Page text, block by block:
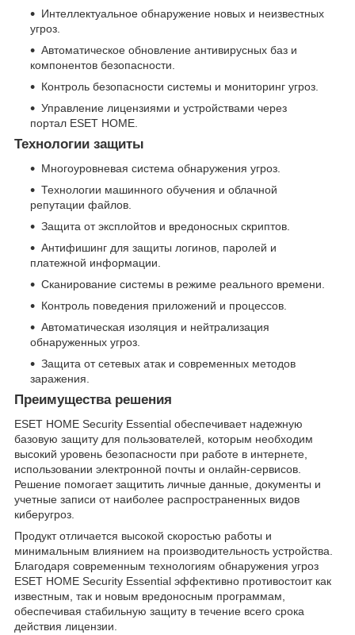
Интеллектуальное обнаружение новых и неизвестных
угроз.
Автоматическое обновление антивирусных баз и
компонентов безопасности.
Контроль безопасности системы и мониторинг угроз.
Управление лицензиями и устройствами через
портал ESET HOME.
Технологии защиты
Многоуровневая система обнаружения угроз.
Технологии машинного обучения и облачной
репутации файлов.
Защита от эксплойтов и вредоносных скриптов.
Антифишинг для защиты логинов, паролей и
платежной информации.
Сканирование системы в режиме реального времени.
Контроль поведения приложений и процессов.
Автоматическая изоляция и нейтрализация
обнаруженных угроз.
Защита от сетевых атак и современных методов
заражения.
Преимущества решения
ESET HOME Security Essential обеспечивает надежную
базовую защиту для пользователей, которым необходим
высокий уровень безопасности при работе в интернете,
использовании электронной почты и онлайн-сервисов.
Решение помогает защитить личные данные, документы и
учетные записи от наиболее распространенных видов
киберугроз.
Продукт отличается высокой скоростью работы и
минимальным влиянием на производительность устройства.
Благодаря современным технологиям обнаружения угроз
ESET HOME Security Essential эффективно противостоит как
известным, так и новым вредоносным программам,
обеспечивая стабильную защиту в течение всего срока
действия лицензии.